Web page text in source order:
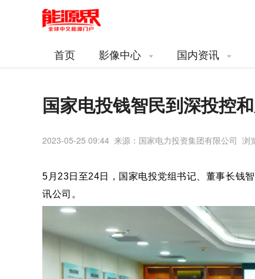
首页 影像中心 国内资讯
国家电投钱智民到深投控
2023-05-25 09:44 来源：国家电力投资集团有限公司 浏
5月23日至24日，国家电投党组书记、董事长钱
讯公司。